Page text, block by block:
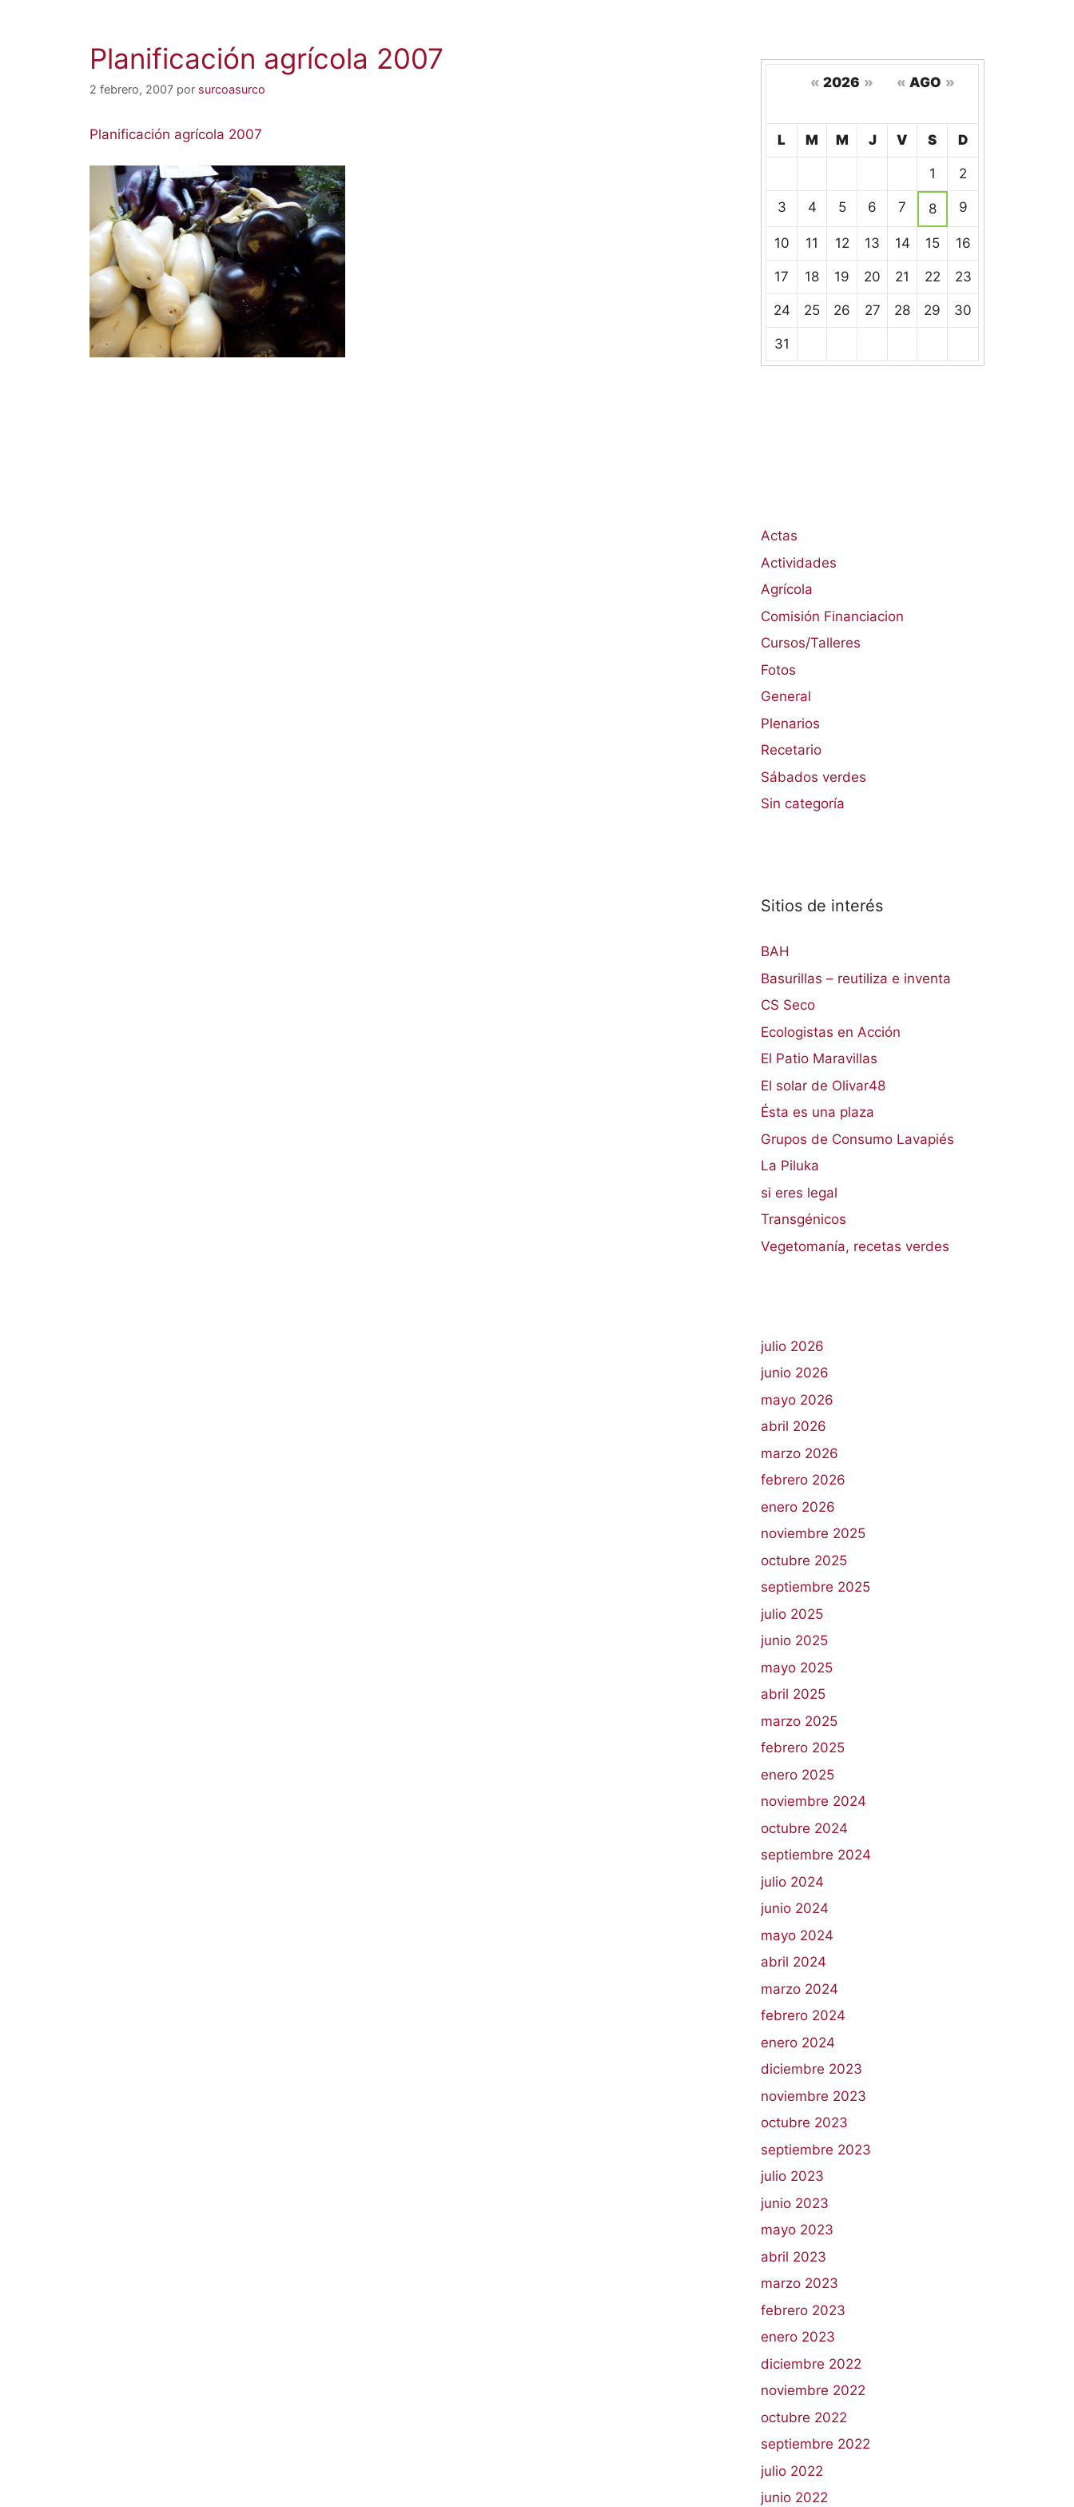
Planificación agrícola 2007
2 febrero, 2007 por surcoasurco
Planificación agrícola 2007
calendario
de
eventos
« 2026 » « AGO »
L M M J V S D
1 2
3 4 5 6 7 8 9
10 11 12 13 14 15 16
17 18 19 20 21 22 23
24 25 26 27 28 29 30
31
Actas
Actividades
Agrícola
Comisión Financiacion
Cursos/Talleres
Fotos
General
Plenarios
Recetario
Sábados verdes
Sin categoría
Sitios de interés
BAH
Basurillas – reutiliza e inventa
CS Seco
Ecologistas en Acción
El Patio Maravillas
El solar de Olivar48
Ésta es una plaza
Grupos de Consumo Lavapiés
La Piluka
si eres legal
Transgénicos
Vegetomanía, recetas verdes
julio 2026
junio 2026
mayo 2026
abril 2026
marzo 2026
febrero 2026
enero 2026
noviembre 2025
octubre 2025
septiembre 2025
julio 2025
junio 2025
mayo 2025
abril 2025
marzo 2025
febrero 2025
enero 2025
noviembre 2024
octubre 2024
septiembre 2024
julio 2024
junio 2024
mayo 2024
abril 2024
marzo 2024
febrero 2024
enero 2024
diciembre 2023
noviembre 2023
octubre 2023
septiembre 2023
julio 2023
junio 2023
mayo 2023
abril 2023
marzo 2023
febrero 2023
enero 2023
diciembre 2022
noviembre 2022
octubre 2022
septiembre 2022
julio 2022
junio 2022